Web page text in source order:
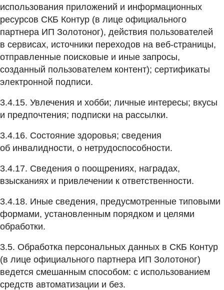
использования приложений и информационных
ресурсов СКБ Контур (в лице официального
партнера ИП Золотоног), действия пользователей
в сервисах, источники переходов на веб-страницы,
отправленные поисковые и иные запросы,
созданный пользователем контент); сертификаты
электронной подписи.
3.4.15. Увлечения и хобби; личные интересы; вкусы
и предпочтения; подписки на рассылки.
3.4.16. Состояние здоровья; сведения
об инвалидности, о нетрудоспособности.
3.4.17. Сведения о поощрениях, наградах,
взысканиях и привлечении к ответственности.
3.4.18. Иные сведения, предусмотренные типовыми
формами, установленным порядком и целями
обработки.
3.5. Обработка персональных данных в СКБ Контур
(в лице официального партнера ИП Золотоног)
ведется смешанным способом: с использованием
средств автоматизации и без.